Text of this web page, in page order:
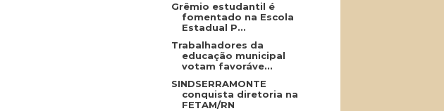
Grêmio estudantil é
fomentado na Escola
Estadual P...
Trabalhadores da
educação municipal
votam favoráve...
SINDSERRAMONTE
conquista diretoria na
FETAM/RN